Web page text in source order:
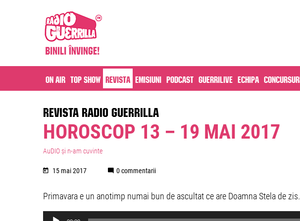
On air Top Show Revista Emisiuni Podcast Guerrilive Echipa Concursuri
REVISTA RADIO GUERRILLA
HOROSCOP 13 – 19 MAI 2017
AuDIO și n-am cuvinte
15 mai 2017 0 commentarii
Primavara e un anotimp numai bun de ascultat ce are Doamna Stela de zis.
Audio